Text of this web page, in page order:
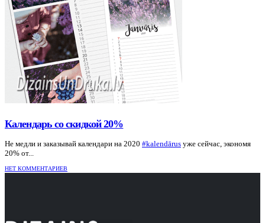
Календарь со скидкой 20%
Не медли и заказывай календари на 2020 #kalendārus уже сейчас, экономя
20% от...
НЕТ КОММЕНТАРИЕВ